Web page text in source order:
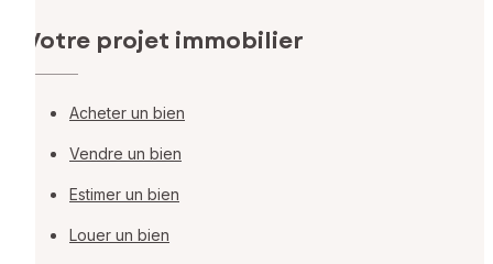
Votre projet immobilier
Acheter un bien
Vendre un bien
Estimer un bien
Louer un bien